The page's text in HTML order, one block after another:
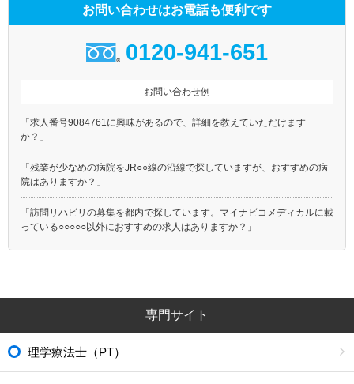
お問い合わせはお電話も便利です
0120-941-651
お問い合わせ例
「求人番号9084761に興味があるので、詳細を教えていただけます
か？」
「残業が少なめの病院をJR○○線の沿線で探していますが、おすすめの病
院はありますか？」
「訪問リハビリの募集を都内で探しています。マイナビコメディカルに載
っている○○○○○以外におすすめの求人はありますか？」
専門サイト
理学療法士（PT）